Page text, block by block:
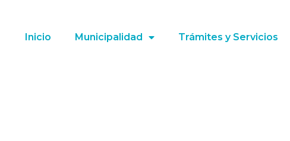
Inicio Municipalidad Trámites y Servicios